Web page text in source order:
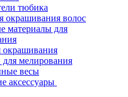
тюбика
окрашивания волос
материалы для
мелирования
весы
аксессуары